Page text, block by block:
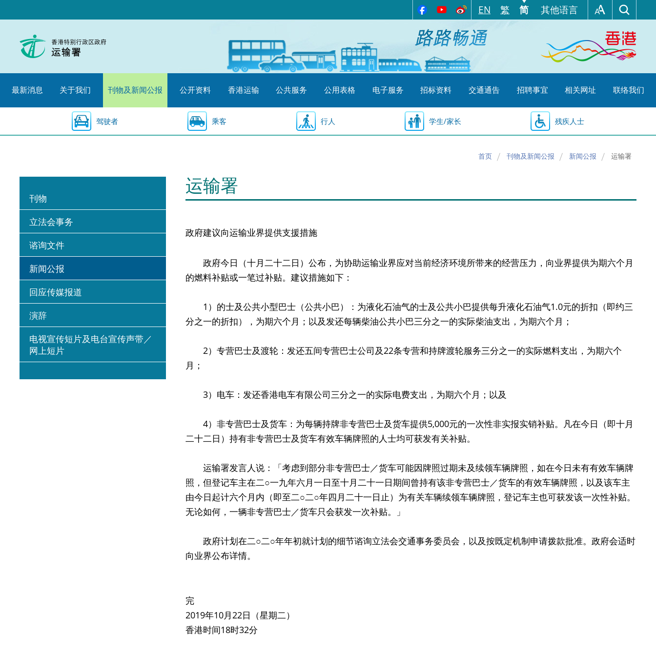
至
始
EN 繁 简 其他语言
最新消息 关于我们 刊物及新闻公报 公开资料 香港运输 公共服务 公用表格 电子服务 招标资料 交通通告 招聘事宜 相关网址 联络我们
驾驶者 乘客 行人 学生/家长 残疾人士
首页 刊物及新闻公报 新闻公报 运输署
刊物
立法会事务
谘询文件
新闻公报
回应传媒报道
演辞
电视宣传短片及电台宣传声带／
网上短片
运输署
政府建议向运输业界提供支援措施
政府今日（十月二十二日）公布，为协助运输业界应对当前经济环境所带来的经营压力，向业界提供为期六个月
的燃料补贴或一笔过补贴。建议措施如下：
1）的士及公共小型巴士（公共小巴）：为液化石油气的士及公共小巴提供每升液化石油气1.0元的折扣（即约三
分之一的折扣），为期六个月；以及发还每辆柴油公共小巴三分之一的实际柴油支出，为期六个月；
2）专营巴士及渡轮：发还五间专营巴士公司及22条专营和持牌渡轮服务三分之一的实际燃料支出，为期六个
月；
3）电车：发还香港电车有限公司三分之一的实际电费支出，为期六个月；以及
4）非专营巴士及货车：为每辆持牌非专营巴士及货车提供5,000元的一次性非实报实销补贴。凡在今日（即十月
二十二日）持有非专营巴士及货车有效车辆牌照的人士均可获发有关补贴。
运输署发言人说：「考虑到部分非专营巴士／货车可能因牌照过期未及续领车辆牌照，如在今日未有有效车辆牌
照，但登记车主在二○一九年六月一日至十月二十一日期间曾持有该非专营巴士／货车的有效车辆牌照，以及该车主
由今日起计六个月内（即至二○二○年四月二十一日止）为有关车辆续领车辆牌照，登记车主也可获发该一次性补贴。
无论如何，一辆非专营巴士／货车只会获发一次补贴。」
政府计划在二○二○年年初就计划的细节谘询立法会交通事务委员会，以及按既定机制申请拨款批准。政府会适时
向业界公布详情。
完
2019年10月22日（星期二）
香港时间18时32分